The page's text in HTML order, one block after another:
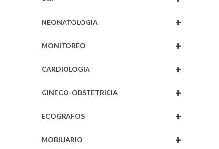
+
NEONATOLOGIA
+
MONITOREO
+
CARDIOLOGIA
+
GINECO-OBSTETRICIA
+
ECOGRAFOS
+
MOBILIARIO